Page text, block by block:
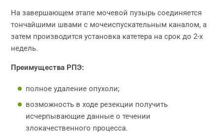
На завершающем этапе мочевой пузырь соединяется
тончайшими швами с мочеиспускательным каналом, а
затем производится установка катетера на срок до 2-х
недель.
Преимущества РПЭ:
полное удаление опухоли;
возможность в ходе резекции получить
исчерпывающие данные о течении
злокачественного процесса.